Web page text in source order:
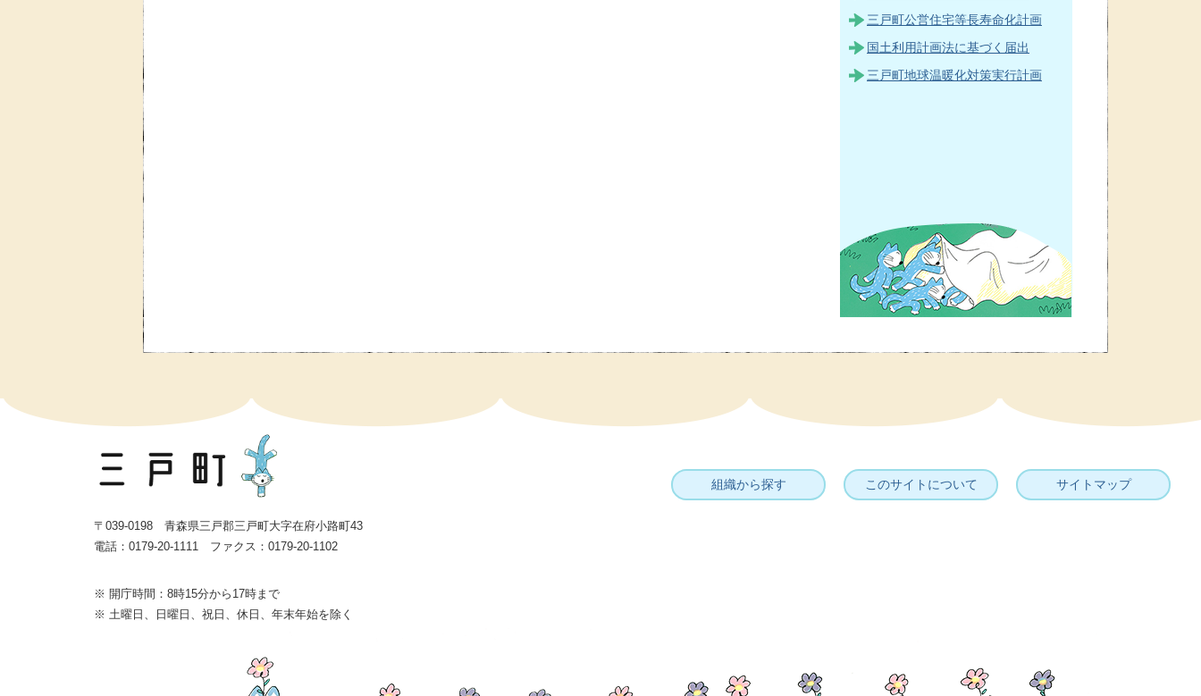
三戸町公営住宅等長寿命化計画
国土利用計画法に基づく届出
三戸町地球温暖化対策実行計画
組織から探す このサイトについて サイトマップ
〒039-0198 青森県三戸郡三戸町大字在府小路町43
電話：0179-20-1111 ファクス：0179-20-1102
※ 開庁時間：8時15分から17時まで
※ 土曜日、日曜日、祝日、休日、年末年始を除く